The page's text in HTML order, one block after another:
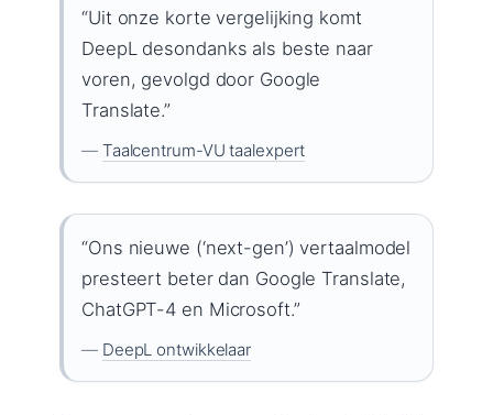
“Uit onze korte vergelijking komt
DeepL desondanks als beste naar
voren, gevolgd door Google
Translate.”
— Taalcentrum-VU taalexpert
“Ons nieuwe (‘next-gen’) vertaalmodel
presteert beter dan Google Translate,
ChatGPT-4 en Microsoft.”
— DeepL ontwikkelaar